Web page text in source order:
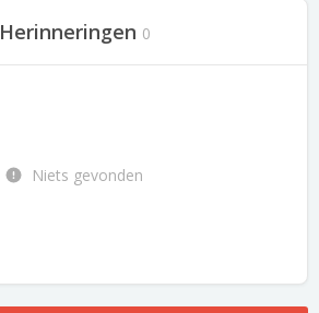
Herinneringen 0
Niets gevonden